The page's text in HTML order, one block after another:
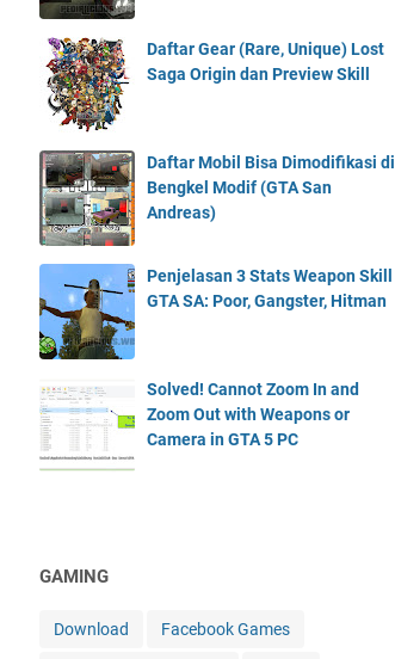
Daftar Gear (Rare, Unique) Lost
Saga Origin dan Preview Skill
Daftar Mobil Bisa Dimodifikasi di
Bengkel Modif (GTA San
Andreas)
Penjelasan 3 Stats Weapon Skill
GTA SA: Poor, Gangster, Hitman
Solved! Cannot Zoom In and
Zoom Out with Weapons or
Camera in GTA 5 PC
GAMING
Download Facebook Games